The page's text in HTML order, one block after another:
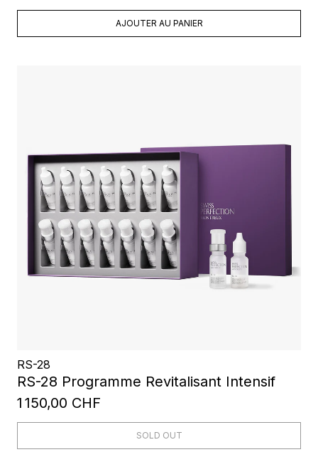
AJOUTER AU PANIER
RS-28
RS-28 Programme Revitalisant Intensif
1 150,00 CHF
SOLD OUT